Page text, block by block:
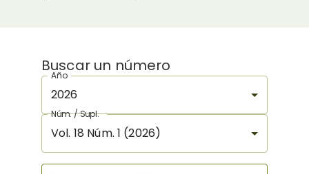
Buscar un número
Año
2026
Núm. / Supl.
Vol. 18 Núm. 1 (2026)